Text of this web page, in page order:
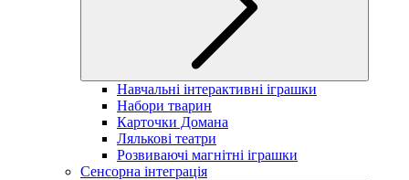
Навчальні інтерактивні іграшки
Набори тварин
Карточки Домана
Лялькові театри
Розвиваючі магнітні іграшки
Сенсорна інтеграція